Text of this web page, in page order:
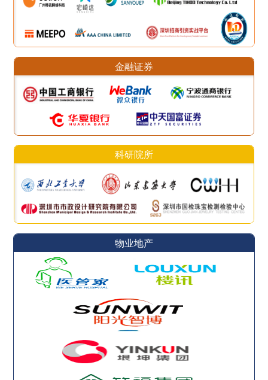
金融证券
科研院所
物业地产